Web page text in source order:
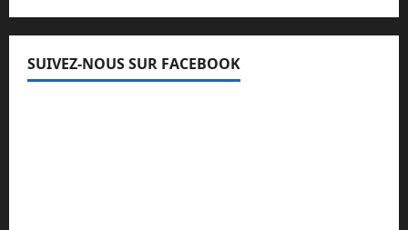
SUIVEZ-NOUS SUR FACEBOOK